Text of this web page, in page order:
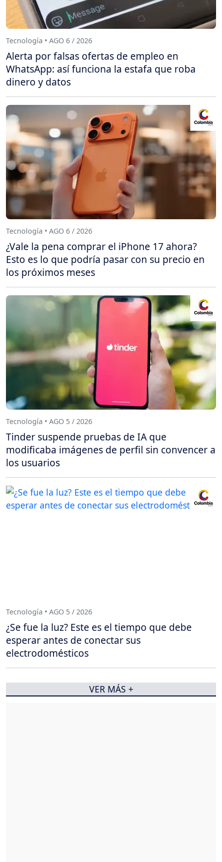
Tecnología • AGO 6 / 2026
Alerta por falsas ofertas de empleo en
WhatsApp: así funciona la estafa que roba
dinero y datos
Tecnología • AGO 6 / 2026
¿Vale la pena comprar el iPhone 17 ahora?
Esto es lo que podría pasar con su precio en
los próximos meses
Tecnología • AGO 5 / 2026
Tinder suspende pruebas de IA que
modificaba imágenes de perfil sin convencer a
los usuarios
Tecnología • AGO 5 / 2026
¿Se fue la luz? Este es el tiempo que debe
esperar antes de conectar sus
electrodomésticos
VER MÁS +